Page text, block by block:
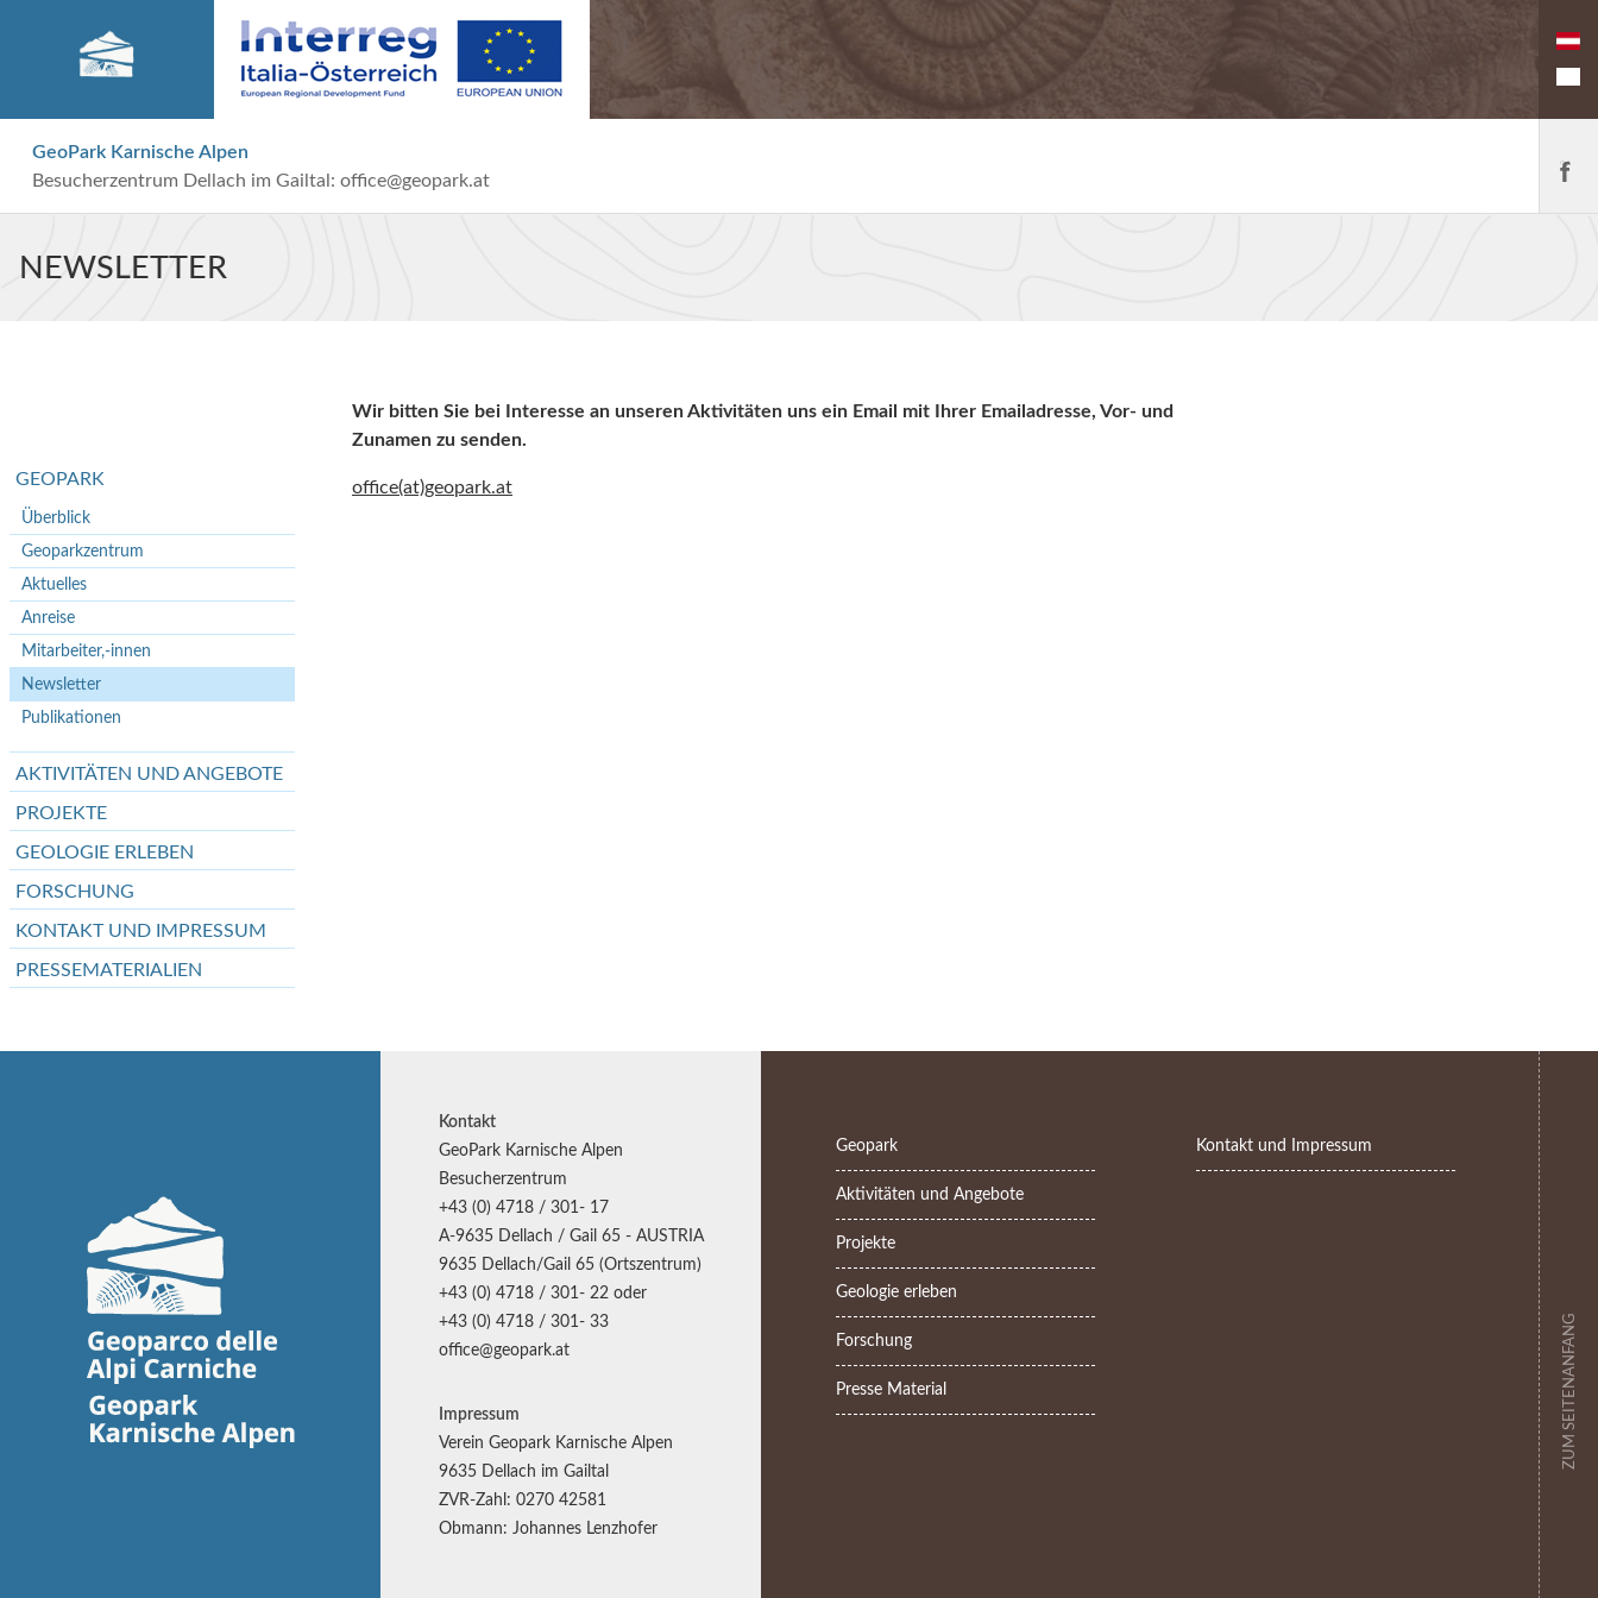
GeoPark Karnische Alpen
Besucherzentrum Dellach im Gailtal: office@geopark.at
NEWSLETTER
GEOPARK
Überblick
Geoparkzentrum
Aktuelles
Anreise
Mitarbeiter,-innen
Newsletter
Publikationen
AKTIVITÄTEN UND ANGEBOTE
PROJEKTE
GEOLOGIE ERLEBEN
FORSCHUNG
KONTAKT UND IMPRESSUM
PRESSEMATERIALIEN
Wir bitten Sie bei Interesse an unseren Aktivitäten uns ein Email mit Ihrer Emailadresse, Vor- und
Zunamen zu senden.
office(at)geopark.at
Kontakt
GeoPark Karnische Alpen
Besucherzentrum
+43 (0) 4718 / 301- 17
A-9635 Dellach / Gail 65 - AUSTRIA
9635 Dellach/Gail 65 (Ortszentrum)
+43 (0) 4718 / 301- 22 oder
+43 (0) 4718 / 301- 33
office@geopark.at
Impressum
Verein Geopark Karnische Alpen
9635 Dellach im Gailtal
ZVR-Zahl: 0270 42581
Obmann: Johannes Lenzhofer
Geopark
Aktivitäten und Angebote
Projekte
Geologie erleben
Forschung
Presse Material
Kontakt und Impressum
ZUM SEITENANFANG